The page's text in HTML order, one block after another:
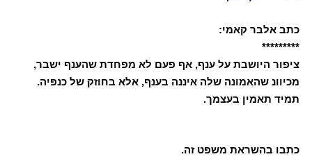
כתב אלבר קאמי:
*********
ציפור היושבת על ענף, אף פעם לא מפחדת שהענף ישבר,
מכיוונ שהאמונה שלה איננה בענף, אלא בחוזק של כנפיה.
תמיד תאמין בעצמך.
כתבו בהשראת משפט זה.